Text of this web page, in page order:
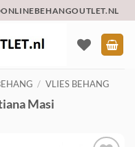
/ VLIES BEHANG
Masi